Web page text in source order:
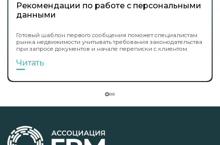
Рекомендации по работе с персональными
данными
Готовый шаблон первого сообщения поможет специалистам
рынка недвижимости учитывать требования законодательства
при запросе документов и начале переписки с клиентом
Читать